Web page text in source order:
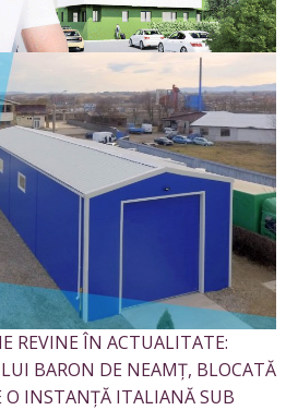
REVINE ÎN ACTUALITATE:
BARON DE NEAMȚ, BLOCATĂ
INSTANȚĂ ITALIANĂ SUB